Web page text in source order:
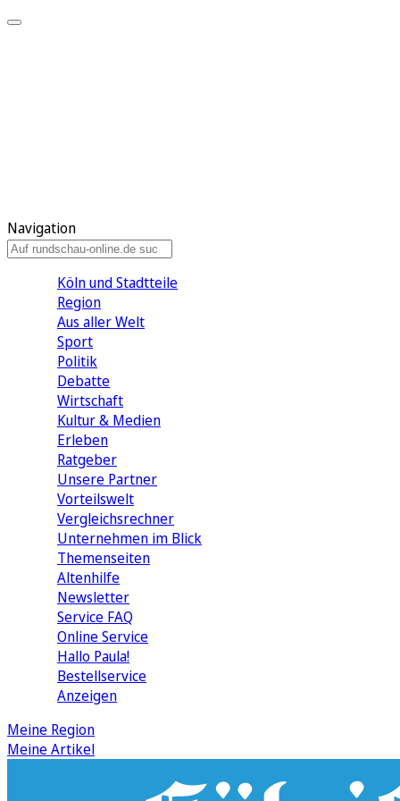
Navigation
Köln und Stadtteile
Region
Aus aller Welt
Sport
Politik
Debatte
Wirtschaft
Kultur & Medien
Erleben
Ratgeber
Unsere Partner
Vorteilswelt
Vergleichsrechner
Unternehmen im Blick
Themenseiten
Altenhilfe
Newsletter
Service FAQ
Online Service
Hallo Paula!
Bestellservice
Anzeigen
Meine Region
Meine Artikel